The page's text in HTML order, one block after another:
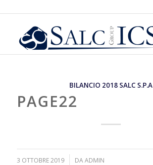
BILANCIO 2018 SALC S.P.A
PAGE22
3 OTTOBRE 2019 DAADMIN